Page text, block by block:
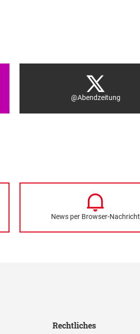
@Abendzeitung
News per Browser-Nachricht
Rechtliches